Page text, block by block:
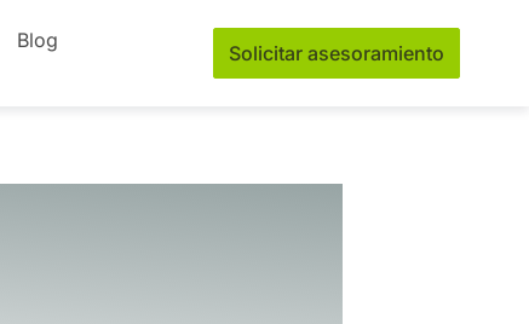
Blog
Solicitar asesoramiento